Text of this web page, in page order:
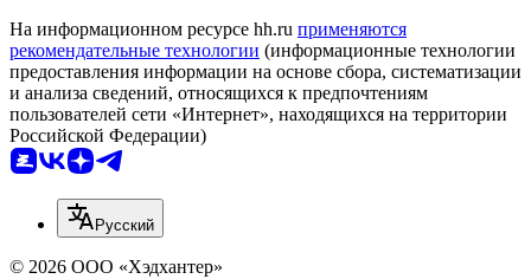
На информационном ресурсе hh.ru применяются
рекомендательные технологии (информационные технологии
предоставления информации на основе сбора, систематизации
и анализа сведений, относящихся к предпочтениям
пользователей сети «Интернет», находящихся на территории
Российской Федерации)
Русский
© 2026 ООО «Хэдхантер»